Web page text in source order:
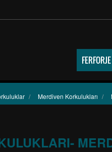
Merdiven Korkulukları /
/